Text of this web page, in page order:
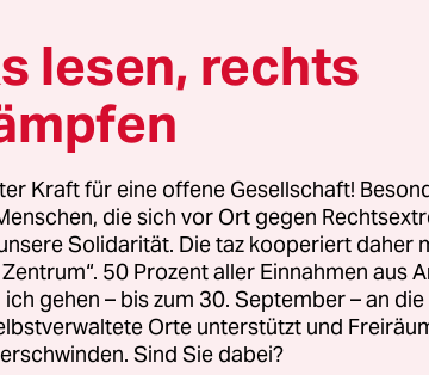
Stückwerk, dessen Ursache
sind. Die Evakuierung endet zu
geschuldet. Der
Ortskräfte herausholen, ist
und psychische
wie von Kurzschlussreaktionen
real.
auch die
für die Soldaten und
lesen, rechts
Kraft für eine offene Gesellschaft!
die sich vor Ort gegen
Solidarität. Die taz kooperiert daher
50 Prozent aller Einnahmen aus
ich gehen – bis zum 30. September – an
Orte unterstützt und
Sind Sie dabei?